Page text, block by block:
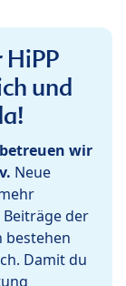
HiPP
und
wir
Neue
der
bestehen
Damit du